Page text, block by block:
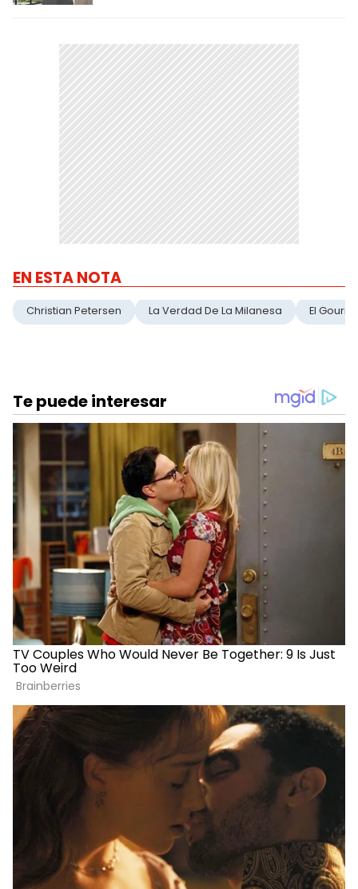
EN ESTA NOTA
Christian Petersen La Verdad De La Milanesa El